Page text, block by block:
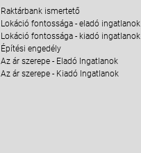
Raktárbank ismertető
Lokáció fontossága - eladó ingatlanok
Lokáció fontossága - kiadó ingatlanok
Építési engedély
Az ár szerepe - Eladó Ingatlanok
Az ár szerepe - Kiadó Ingatlanok